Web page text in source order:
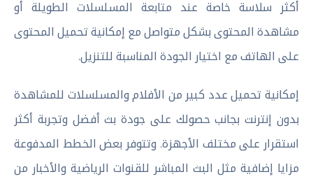
أكثر سلاسة خاصة عند متابعة المسلسلات الطويلة أو
مشاهدة المحتوى بشكل متواصل مع إمكانية تحميل المحتوى
على الهاتف مع اختيار الجودة المناسبة للتنزيل.
إمكانية تحميل عدد كبير من الأفلام والمسلسلات للمشاهدة
بدون إنترنت بجانب حصولك على جودة بث أفضل وتجربة أكثر
استقرار على مختلف الأجهزة. وتتوفر بعض الخطط المدفوعة
مزايا إضافية مثل البث المباشر للقنوات الرياضية والأخبار من